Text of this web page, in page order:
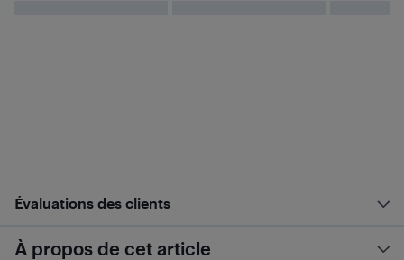
Évaluations des clients
À propos de cet article